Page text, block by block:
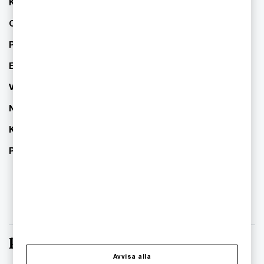
Om PwC
Pressrum
Event
Våra kontor
Nyhetsbrev
Karriär
PwC:s hållbarhetsarbete
Avvisa alla